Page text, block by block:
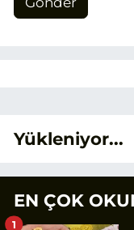
Yükleniyor...
EN ÇOK
1